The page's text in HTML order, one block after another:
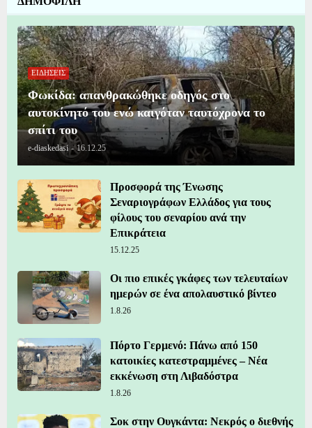
ΕΙΔΗΣΕΙΣ
Φωκίδα: απανθρακώθηκε οδηγός στο
αυτοκίνητό του ενώ καιγόταν ταυτόχρονα το
σπίτι του
e-diaskedasi - 16.12.25
Προσφορά της Ένωσης
Σεναριογράφων Ελλάδος για τους
φίλους του σεναρίου ανά την
Επικράτεια
15.12.25
Οι πιο επικές γκάφες των τελευταίων
ημερών σε ένα απολαυστικό βίντεο
1.8.26
Πόρτο Γερμενό: Πάνω από 150
κατοικίες κατεστραμμένες – Νέα
εκκένωση στη Λιβαδόστρα
1.8.26
Σοκ στην Ουγκάντα: Νεκρός ο διεθνής